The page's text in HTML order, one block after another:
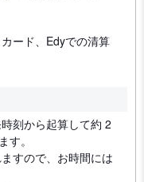
ード、Edyでの清算
刻から起算して約 2
す。
すので、お時間には